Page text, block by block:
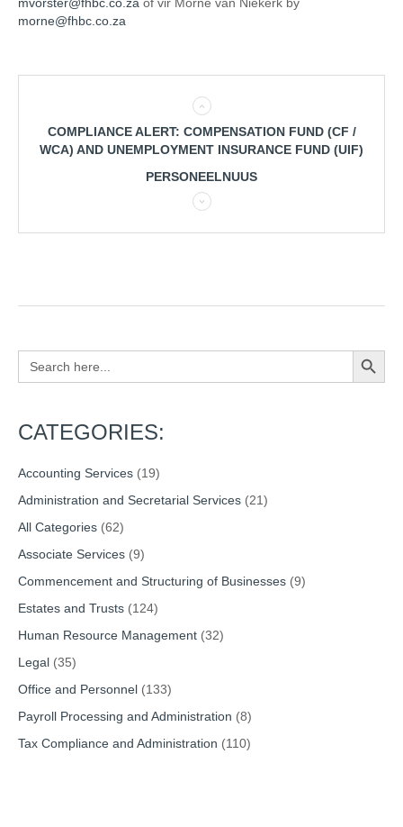
morne@fhbc.co.za
COMPLIANCE ALERT: COMPENSATION FUND (CF /
WCA) AND UNEMPLOYMENT INSURANCE FUND (UIF)
PERSONEELNUUS
Search
for:
Search Button
CATEGORIES:
Accounting Services (19)
Administration and Secretarial Services (21)
All Categories (62)
Associate Services (9)
Commencement and Structuring of Businesses (9)
Estates and Trusts (124)
Human Resource Management (32)
Legal (35)
Office and Personnel (133)
Payroll Processing and Administration (8)
Tax Compliance and Administration (110)